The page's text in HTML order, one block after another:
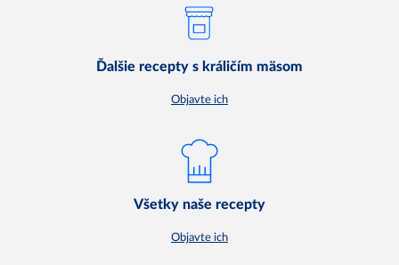
Ďalšie recepty s králičím mäsom
Objavte ich
Všetky naše recepty
Objavte ich